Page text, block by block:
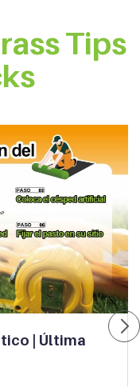
Tips
| Última